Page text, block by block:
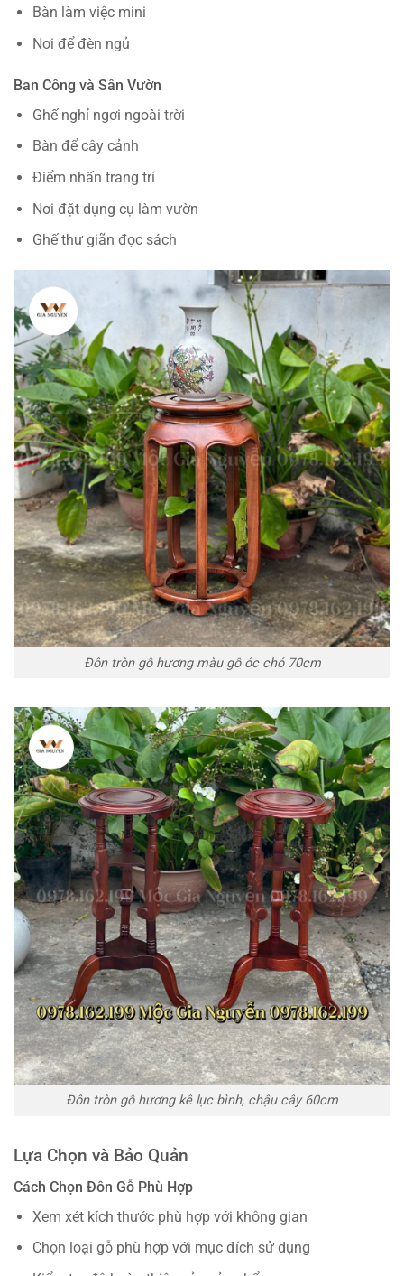
Bàn làm việc mini
Nơi để đèn ngủ
Ban Công và Sân Vườn
Ghế nghỉ ngơi ngoài trời
Bàn để cây cảnh
Điểm nhấn trang trí
Nơi đặt dụng cụ làm vườn
Ghế thư giãn đọc sách
Đôn tròn gỗ hương màu gỗ óc chó 70cm
Đôn tròn gỗ hương kê lục bình, chậu cây 60cm
Lựa Chọn và Bảo Quản
Cách Chọn Đôn Gỗ Phù Hợp
Xem xét kích thước phù hợp với không gian
Chọn loại gỗ phù hợp với mục đích sử dụng